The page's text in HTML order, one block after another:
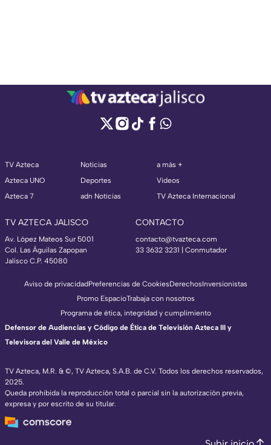
TV Azteca
Azteca UNO
Azteca 7
Noticias
Deportes
adn Noticias
a más +
Videos
TV Azteca Internacional
TV AZTECA JALISCO
Av. López Mateos Sur 5001
Col. Las Águilas Zapopan
Jalisco C.P. 45080
CONTACTO
contacto@tvazteca.com
33 3632 3231 | Conmutador
TV Azteca, M.R. & ©, TV Azteca, S.A.B. de C.V. Todos los derechos reservados,
2025.
Queda prohibida la reproducción total o parcial sin la autorización previa,
expresa y por escrito de su titular.
Aviso de privacidadPreferencias de CookiesDerechosInversionistas
Promo EspacioTrabaja con nosotros
Programa de ética, integridad y cumplimiento
Defensor de Audiencias y Código de Ética de Televisión Azteca III y
Televisora del Valle de México